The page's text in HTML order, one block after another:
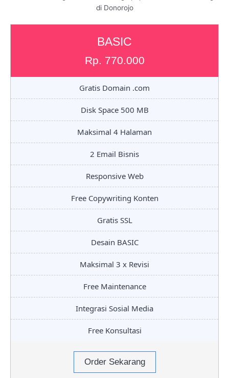
di Donorojo
BASIC
Rp. 770.000
Gratis Domain .com
Disk Space 500 MB
Maksimal 4 Halaman
2 Email Bisnis
Responsive Web
Free Copywriting Konten
Gratis SSL
Desain BASIC
Maksimal 3 x Revisi
Free Maintenance
Integrasi Sosial Media
Free Konsultasi
Order Sekarang